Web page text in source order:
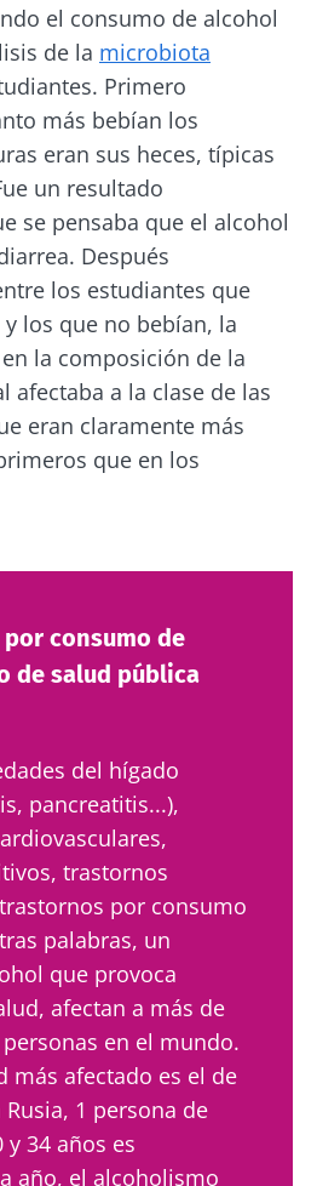
el consumo de alcohol
de la microbiota
Primero
más bebían los
eran sus heces, típicas
un resultado
se pensaba que el alcohol
Después
los estudiantes que
los que no bebían, la
la composición de la
afectaba a la clase de las
eran claramente más
que en los
consumo de
de salud pública
del hígado
pancreatitis...),
trastornos
por consumo
palabras, un
que provoca
afectan a más de
en el mundo.
más afectado es el de
Rusia, 1 persona de
y 34 años es
año, el alcoholismo